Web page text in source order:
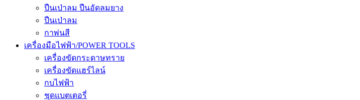
ปืนเป่าลม ปืนอัดลมยาง
ปืนเป่าลม
กาพ่นสี
เครื่องมือไฟฟ้า/POWER TOOLS
เครื่องขัดกระดาษทราย
เครื่องขัดแฮร์ไลน์
กบไฟฟ้า
ชุดแบตเตอรี่